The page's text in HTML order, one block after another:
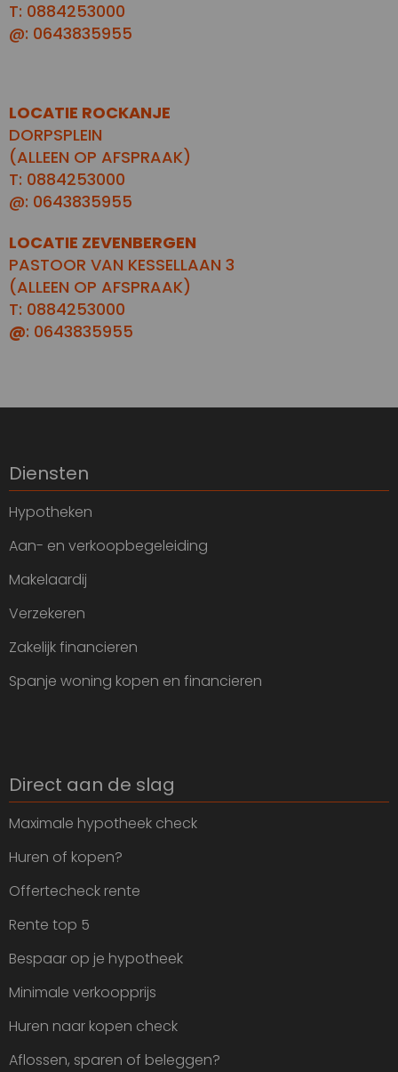
T: 0884253000
@: 0643835955
LOCATIE ROCKANJE
DORPSPLEIN
(ALLEEN OP AFSPRAAK)
T: 0884253000
@: 0643835955
LOCATIE ZEVENBERGEN
PASTOOR VAN KESSELLAAN 3
(ALLEEN OP AFSPRAAK)
T: 0884253000
@: 0643835955
Diensten
Hypotheken
Aan- en verkoopbegeleiding
Makelaardij
Verzekeren
Zakelijk financieren
Spanje woning kopen en financieren
Direct aan de slag
Maximale hypotheek check
Huren of kopen?
Offertecheck rente
Rente top 5
Bespaar op je hypotheek
Minimale verkoopprijs
Huren naar kopen check
Aflossen, sparen of beleggen?